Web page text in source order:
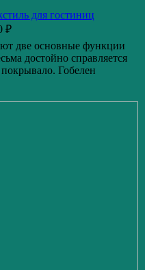
для гостиниц
₽
две основные функции
достойно справляется
Гобелен